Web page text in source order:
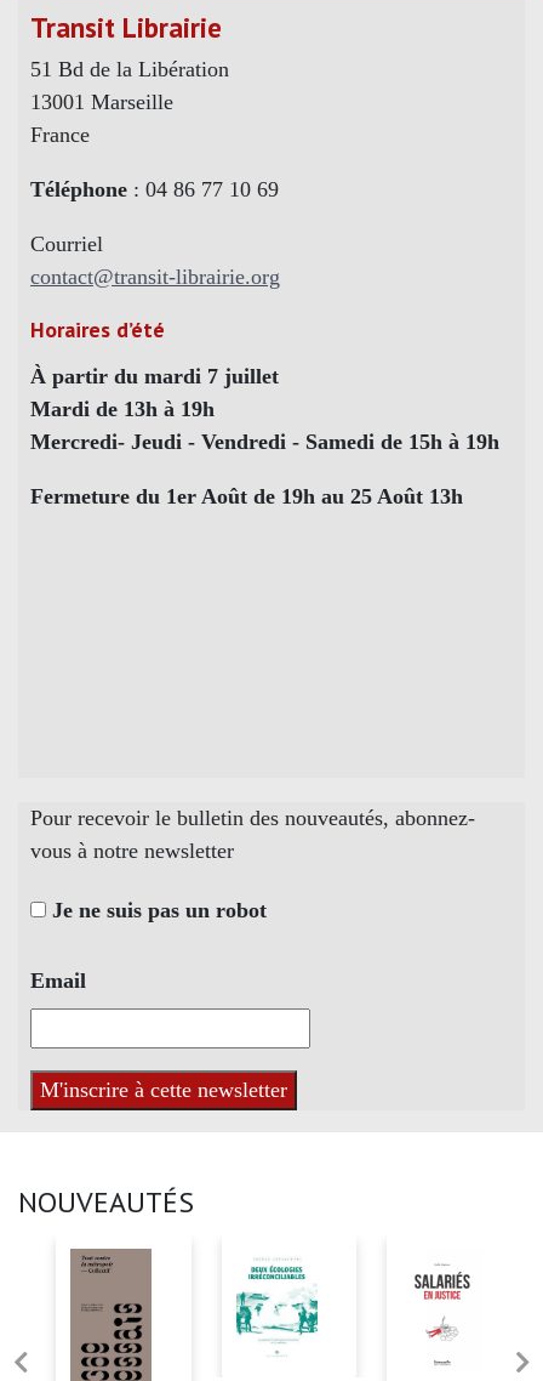
Transit Librairie
51 Bd de la Libération
13001 Marseille
France
Téléphone : 04 86 77 10 69
Courriel
contact@transit-librairie.org
Horaires d’été
À partir du mardi 7 juillet
Mardi de 13h à 19h
Mercredi- Jeudi - Vendredi - Samedi de 15h à 19h
Fermeture du 1er Août de 19h au 25 Août 13h
Pour recevoir le bulletin des nouveautés, abonnez-
vous à notre newsletter
Je ne suis pas un robot
Email
NOUVEAUTÉS